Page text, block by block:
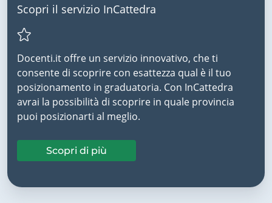
Scopri il servizio InCattedra
Docenti.it offre un servizio innovativo, che ti
consente di scoprire con esattezza qual è il tuo
posizionamento in graduatoria. Con InCattedra
avrai la possibilità di scoprire in quale provincia
puoi posizionarti al meglio.
Scopri di più